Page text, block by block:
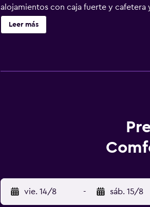
alojamientos con caja fuerte y cafetera
huéspedes pueden utilizar los
ducha, artículos de higiene personal
Leer más
vie. 14/8 - sáb. 15/8